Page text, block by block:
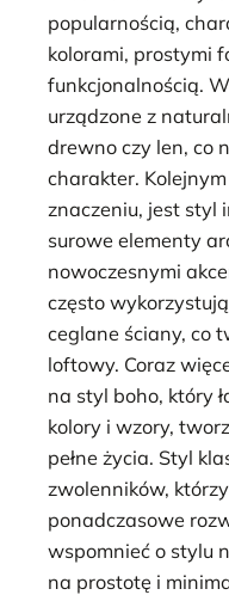
popularnością,
kolorami, prostymi
funkcjonalnością.
urządzone z
drewno czy len, co
charakter.
znaczeniu, jest styl
surowe elementy
nowoczesnymi
często
ceglane ściany, co
loftowy. Coraz
na styl boho, który
kolory i wzory,
pełne życia. Styl
zwolenników,
ponadczasowe
wspomnieć o stylu
na prostotę i